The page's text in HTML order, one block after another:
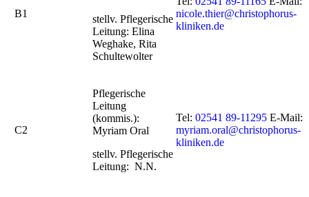
B1
stellv. Pflegerische
Leitung: Elina
Weghake, Rita
Schultewolter
nicole.thier@christophorus-
kliniken.de
C2
Pflegerische
Leitung
(kommis.):
Myriam Oral
stellv. Pflegerische
Leitung: N.N.
Tel: 02541 89-11295 E-Mail:
myriam.oral@christophorus-
kliniken.de